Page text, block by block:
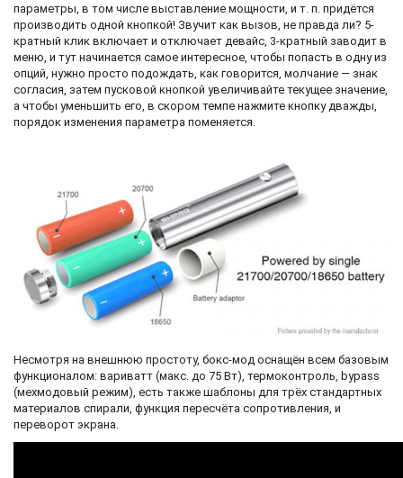
параметры, в том числе выставление мощности, и т. п. придётся
производить одной кнопкой! Звучит как вызов, не правда ли? 5-
кратный клик включает и отключает девайс, 3-кратный заводит в
меню, и тут начинается самое интересное, чтобы попасть в одну из
опций, нужно просто подождать, как говорится, молчание — знак
согласия, затем пусковой кнопкой увеличивайте текущее значение,
а чтобы уменьшить его, в скором темпе нажмите кнопку дважды,
порядок изменения параметра поменяется.
Несмотря на внешнюю простоту, бокс-мод оснащён всем базовым
функционалом: вариватт (макс. до 75 Вт), термоконтроль, bypass
(мехмодовый режим), есть также шаблоны для трёх стандартных
материалов спирали, функция пересчёта сопротивления, и
переворот экрана.